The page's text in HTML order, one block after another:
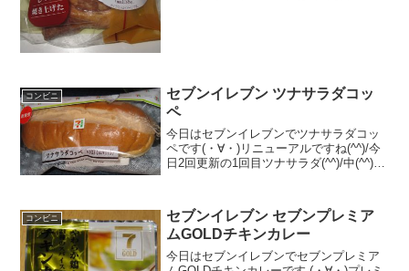
コンビニ
セブンイレブン ツナサラダコッ
ペ
今日はセブンイレブンでツナサラダコッ
ペです(・∀・)リニューアルですね(^^)/今
日2回更新の1回目ツナサラダ(^^)/中(^^)食
量 ★★★☆☆ カロリー ２８
６K...
コンビニ
セブンイレブン セブンプレミア
ムGOLDチキンカレー
今日はセブンイレブンでセブンプレミア